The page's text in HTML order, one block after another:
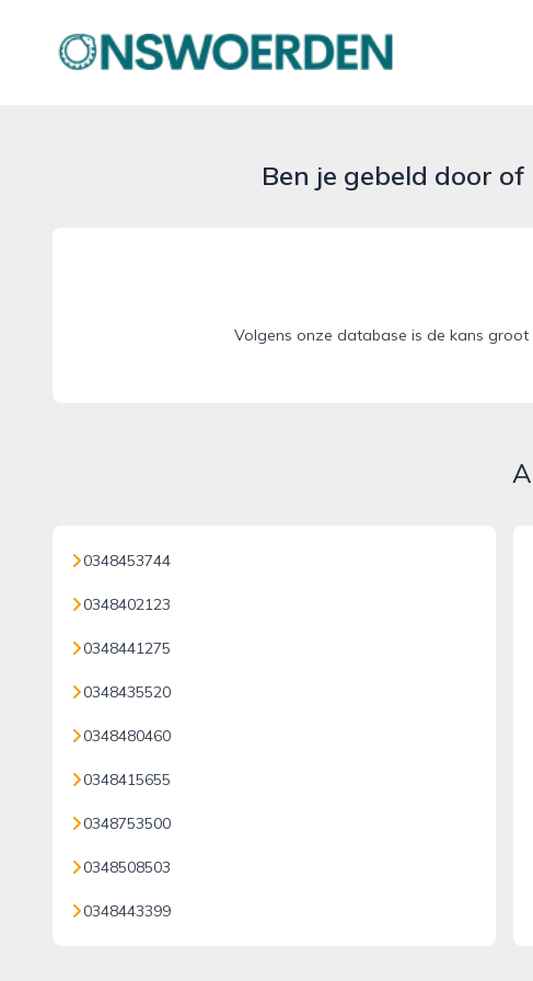
onswoerden.nl
Ben je gebeld door
Volgens onze database is de kans groot
0348453744
0348402123
0348441275
0348435520
0348480460
0348415655
0348753500
0348508503
0348443399